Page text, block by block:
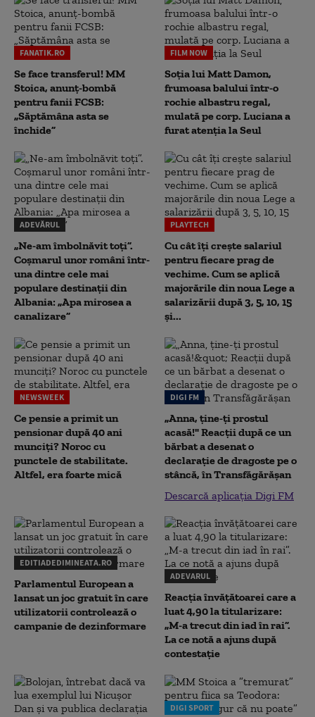
FANATIK.RO
Se face transferul! MM
Stoica, anunț-bombă
pentru fanii FCSB:
„Săptămâna asta se
închide”
FILM NOW
Soția lui Matt Damon,
frumoasa balului într-o
rochie albastru regal,
mulată pe corp. Luciana a
furat atenția la Seul
ADEVĂRUL
„Ne-am îmbolnăvit toți”.
Coșmarul unor români într-
una dintre cele mai
populare destinații din
Albania: „Apa mirosea a
canalizare”
PLAYTECH
Cu cât îți crește salariul
pentru fiecare prag de
vechime. Cum se aplică
majorările din noua Lege a
salarizării după 3, 5, 10, 15
și...
NEWSWEEK
Ce pensie a primit un
pensionar după 40 ani
munciți? Noroc cu
punctele de stabilitate.
Altfel, era foarte mică
DIGI FM
„Anna, ţine-ţi prostul
acasă!" Reacţii după ce un
bărbat a desenat o
declaraţie de dragoste pe o
stâncă, în Transfăgărăşan
Descarcă aplicația Digi FM
EDITIADEDIMINEATA.RO
Parlamentul European a
lansat un joc gratuit în care
utilizatorii controlează o
campanie de dezinformare
ADEVARUL
Reacția învățătoarei care a
luat 4,90 la titularizare:
„M-a trecut din iad în rai”.
La ce notă a ajuns după
contestație
DIGI SPORT